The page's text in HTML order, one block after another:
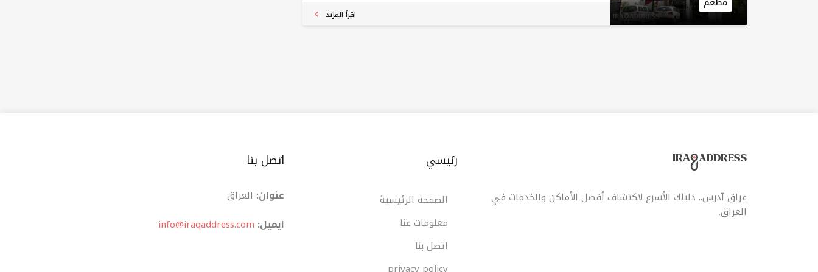
رونق الدر، وتتميز بتقديم مجموعة متنوعة من البيتزا، الباستا،
اقرأ المزيد
عراق آدرس.. دليلك الأسرع لاكتشاف أفضل الأماكن والخدمات في
العراق.
رئيسي
الصفحة الرئيسية
معلومات عنا
اتصل بنا
اتصل بنا
عنوان: العراق
ایمیل: info@iraqaddress.com